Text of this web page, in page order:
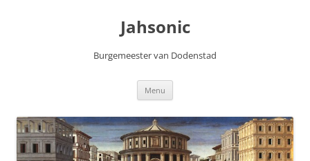
Jahsonic
Burgemeester van Dodenstad
Menu